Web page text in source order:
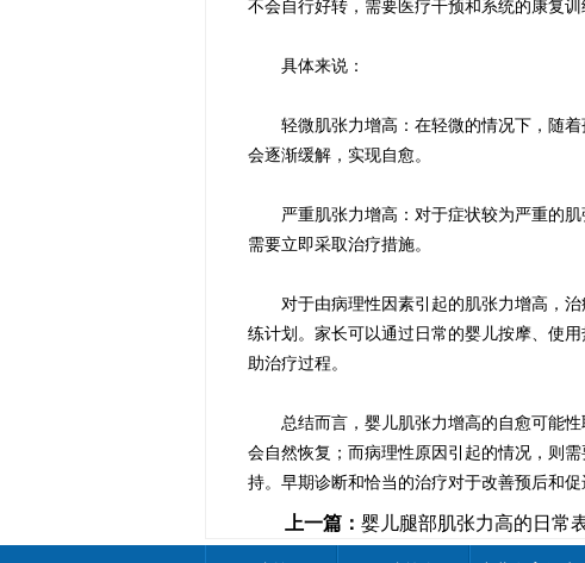
不会自行好转，需要医疗干预和系统的康复训
具体来说：
轻微肌张力增高：在轻微的情况下，随着
会逐渐缓解，实现自愈。
严重肌张力增高：对于症状较为严重的肌
需要立即采取治疗措施。
对于由病理性因素引起的肌张力增高，治
练计划。家长可以通过日常的婴儿按摩、使
助治疗过程。
总结而言，婴儿肌张力增高的自愈可能性
会自然恢复；而病理性原因引起的情况，则
持。早期诊断和恰当的治疗对于改善预后和促
上一篇： 婴儿腿部肌张力高的日常